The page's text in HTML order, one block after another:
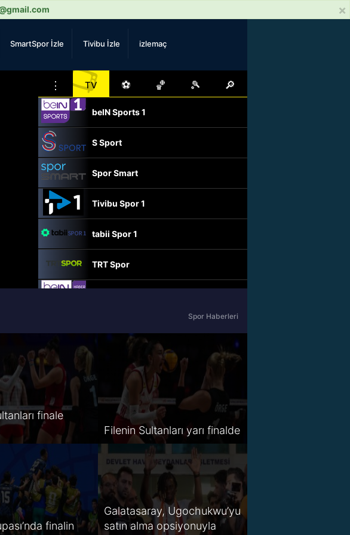
×
SmartSpor İzle Tivibu İzle izlemaç
⋮ 📺
TV ⚽ 🏀 🎾 🔎
beIN Sports 1
S Sport
Spor Smart
Tivibu Spor 1
tabii Spor 1
TRT Spor
A Spor
Tivibu Spor
TV8,5
S Sport 2
Spor Smart 2
HT Spor
Spor Haberleri
finale
Filenin Sultanları yarı finalde
finalin
Galatasaray, Ugochukwu’yu
satın alma opsiyonuyla